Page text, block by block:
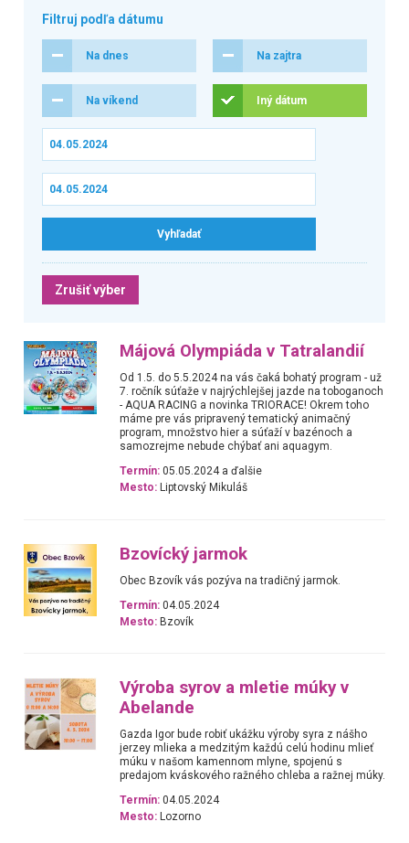
Filtruj podľa dátumu
Na dnes Na zajtra
Na víkend Iný dátum
Zrušiť výber
Májová Olympiáda v Tatralandií
Od 1.5. do 5.5.2024 na vás čaká bohatý program - už
7. ročník súťaže v najrýchlejšej jazde na toboganoch
- AQUA RACING a novinka TRIORACE! Okrem toho
máme pre vás pripravený tematický animačný
program, množstvo hier a súťaží v bazénoch a
samozrejme nebude chýbať ani aquagym.
Termín: 05.05.2024 a ďalšie
Mesto: Liptovský Mikuláš
Bzovícký jarmok
Obec Bzovík vás pozýva na tradičný jarmok.
Termín: 04.05.2024
Mesto: Bzovík
Výroba syrov a mletie múky v
Abelande
Gazda Igor bude robiť ukážku výroby syra z nášho
jerzey mlieka a medzitým každú celú hodinu mlieť
múku v našom kamennom mlyne, spojenú s
predajom kváskového ražného chleba a ražnej múky.
Termín: 04.05.2024
Mesto: Lozorno